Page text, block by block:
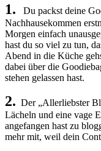
1. Du packst deine
Nachhausekommen
Morgen einfach
hast du so viel zu tun,
Abend in die Küche
dabei über die
stehen gelassen hast.
2. Der „Allerliebster
Lächeln und eine vage
angefangen hast zu
mehr mit, weil dein